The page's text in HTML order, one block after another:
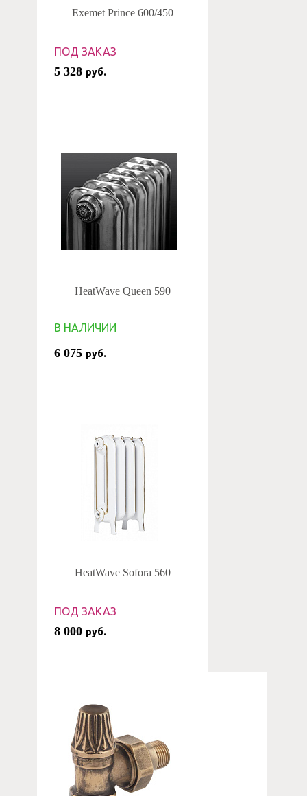
Exemet Prince 600/450
ПОД ЗАКАЗ
5 328 руб.
HeatWave Queen 590
В НАЛИЧИИ
6 075 руб.
HeatWave Sofora 560
ПОД ЗАКАЗ
8 000 руб.